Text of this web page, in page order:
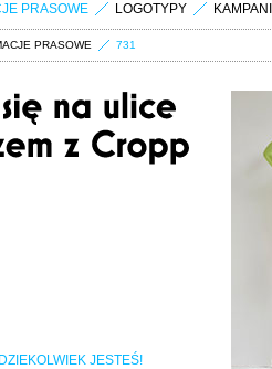
PRASOWE LOGOTYPY
PRASOWE 731
JESTEŚ!